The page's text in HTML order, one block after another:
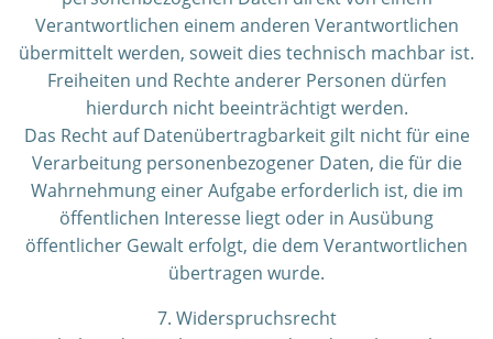
Verantwortlichen einem anderen Verantwortlichen
übermittelt werden, soweit dies technisch machbar ist.
Freiheiten und Rechte anderer Personen dürfen
hierdurch nicht beeinträchtigt werden.
Das Recht auf Datenübertragbarkeit gilt nicht für eine
Verarbeitung personenbezogener Daten, die für die
Wahrnehmung einer Aufgabe erforderlich ist, die im
öffentlichen Interesse liegt oder in Ausübung
öffentlicher Gewalt erfolgt, die dem Verantwortlichen
übertragen wurde.
7. Widerspruchsrecht